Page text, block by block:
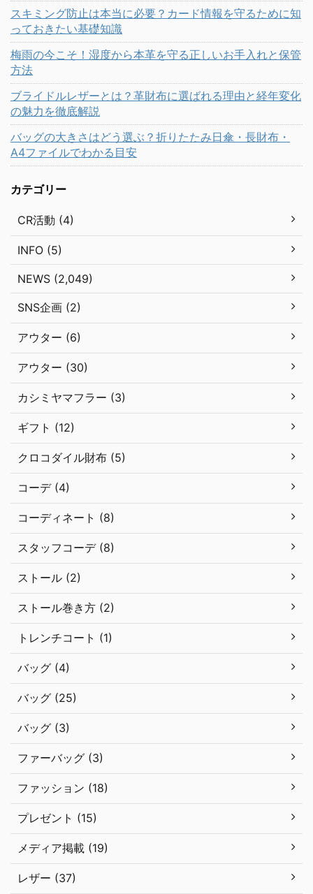
スキミング防止は本当に必要？カード情報を守るために知
っておきたい基礎知識
梅雨の今こそ！湿度から本革を守る正しいお手入れと保管
方法
ブライドルレザーとは？革財布に選ばれる理由と経年変化
の魅力を徹底解説
バッグの大きさはどう選ぶ？折りたたみ日傘・長財布・
A4ファイルでわかる目安
カテゴリー
CR活動 (4)
INFO (5)
NEWS (2,049)
SNS企画 (2)
アウター (6)
アウター (30)
カシミヤマフラー (3)
ギフト (12)
クロコダイル財布 (5)
コーデ (4)
コーディネート (8)
スタッフコーデ (8)
ストール (2)
ストール巻き方 (2)
トレンチコート (1)
バッグ (4)
バッグ (25)
バッグ (3)
ファーバッグ (3)
ファッション (18)
プレゼント (15)
メディア掲載 (19)
レザー (37)